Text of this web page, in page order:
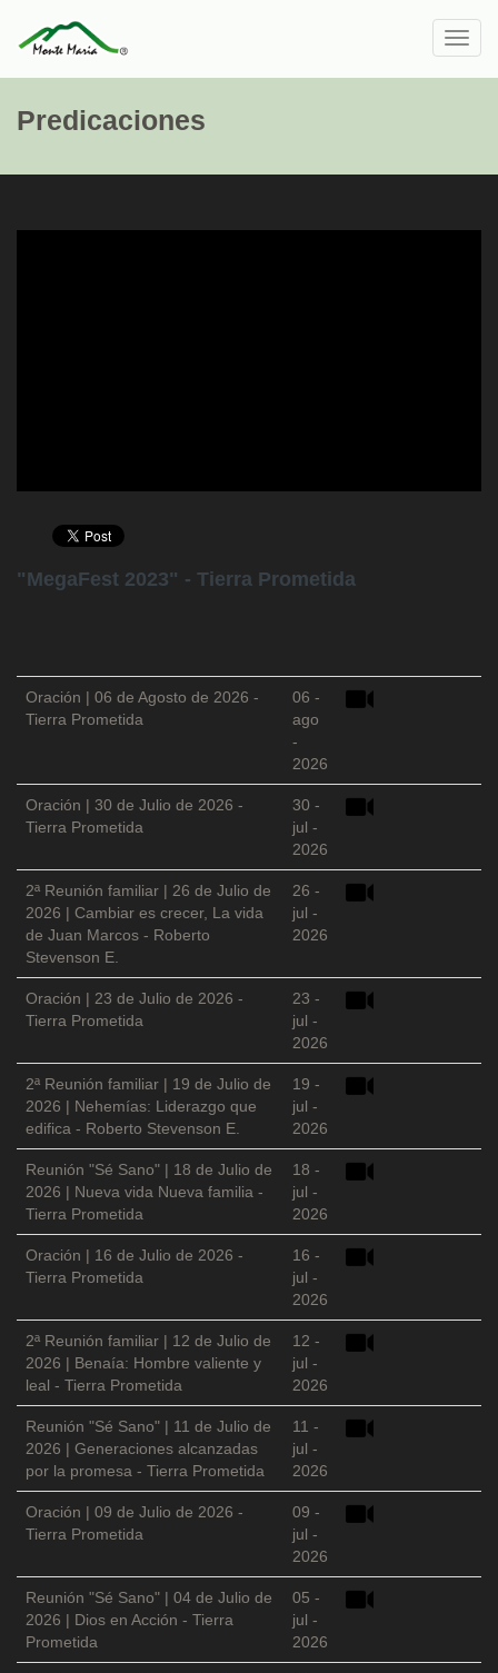
Predicaciones
"MegaFest 2023" - Tierra Prometida
Oración | 06 de Agosto de 2026 -
Tierra Prometida
06 -
ago
-
2026
Oración | 30 de Julio de 2026 -
Tierra Prometida
30 -
jul -
2026
2ª Reunión familiar | 26 de Julio de
2026 | Cambiar es crecer, La vida
de Juan Marcos - Roberto
Stevenson E.
26 -
jul -
2026
Oración | 23 de Julio de 2026 -
Tierra Prometida
23 -
jul -
2026
2ª Reunión familiar | 19 de Julio de
2026 | Nehemías: Liderazgo que
edifica - Roberto Stevenson E.
19 -
jul -
2026
Reunión "Sé Sano" | 18 de Julio de
2026 | Nueva vida Nueva familia -
Tierra Prometida
18 -
jul -
2026
Oración | 16 de Julio de 2026 -
Tierra Prometida
16 -
jul -
2026
2ª Reunión familiar | 12 de Julio de
2026 | Benaía: Hombre valiente y
leal - Tierra Prometida
12 -
jul -
2026
Reunión "Sé Sano" | 11 de Julio de
2026 | Generaciones alcanzadas
por la promesa - Tierra Prometida
11 -
jul -
2026
Oración | 09 de Julio de 2026 -
Tierra Prometida
09 -
jul -
2026
Reunión "Sé Sano" | 04 de Julio de
2026 | Dios en Acción - Tierra
Prometida
05 -
jul -
2026